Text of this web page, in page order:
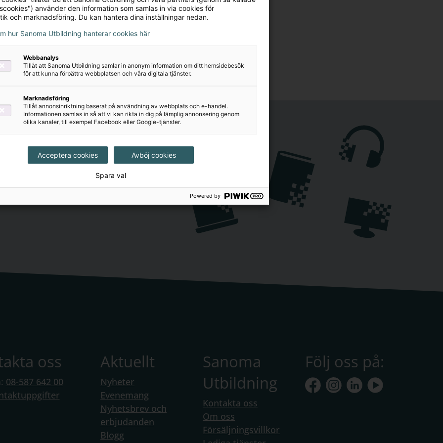
om våra läromedel i matematik
och nyheter utifrån
oss
08-587 642 00
Aktuellt
Nyheter
Evenemang
Nyhetsbrev och
erbjudanden
Blogg
Sanoma
Utbildning
Kontakta oss
Om oss
Försäljningsvillkor
Följ oss på:
använder den information som samlas in via cookies för
och marknadsföring. Du kan hantera dina inställningar nedan.
hur Sanoma Utbildning hanterar cookies här
Webbanalys
Tillåt att Sanoma Utbildning samlar in anonym information om ditt hemsidebesök
för att kunna förbättra webbplatsen och våra digitala tjänster.
Marknadsföring
Tillåt annonsinriktning baserat på användning av webbplats och e-handel.
Informationen samlas in så att vi kan rikta in dig på lämplig annonsering genom
olika kanaler, till exempel Facebook eller Google-tjänster.
Acceptera cookies Avböj cookies
Spara val
Powered by